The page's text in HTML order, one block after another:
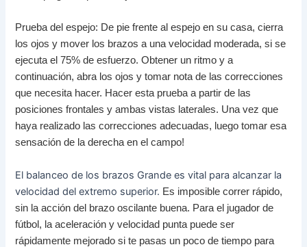
Prueba del espejo: De pie frente al espejo en su casa, cierra
los ojos y mover los brazos a una velocidad moderada, si se
ejecuta el 75% de esfuerzo. Obtener un ritmo y a
continuación, abra los ojos y tomar nota de las correcciones
que necesita hacer. Hacer esta prueba a partir de las
posiciones frontales y ambas vistas laterales. Una vez que
haya realizado las correcciones adecuadas, luego tomar esa
sensación de la derecha en el campo!
El balanceo de los brazos Grande es vital para alcanzar la
velocidad del extremo superior. Es imposible correr rápido,
sin la acción del brazo oscilante buena. Para el jugador de
fútbol, ​​la aceleración y velocidad punta puede ser
rápidamente mejorado si te pasas un poco de tiempo para